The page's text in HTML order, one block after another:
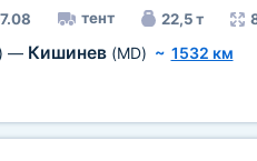
тент 22,5 т
— Кишинев (MD) ~ 1532 км